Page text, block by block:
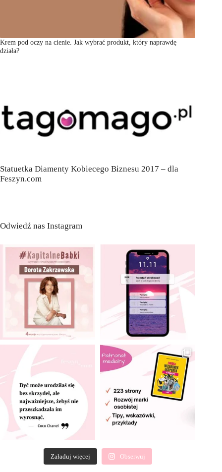
Krem pod oczy na cienie. Jak wybrać produkt, który naprawdę
działa?
Statuetka Diamenty Kobiecego Biznesu 2017 – dla
Feszyn.com
Odwiedź nas Instagram
Załaduj więcej Obserwuj